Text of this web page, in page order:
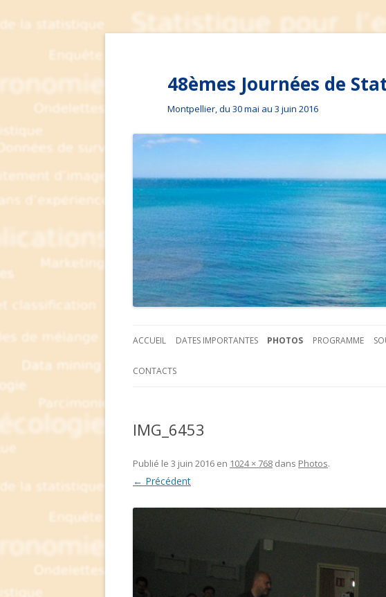
48èmes Journées de
Montpellier, du 30 mai au 3 juin 2016
ACCUEIL DATES IMPORTANTES PHOTOS PROGRAMME
CONTACTS
IMG_6453
Publié le 3 juin 2016 en 1024 × 768 dans Photos.
← Précédent